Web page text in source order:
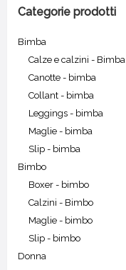
Categorie prodotti
Bimba
Calze e calzini - Bimba
Canotte - bimba
Collant - bimba
Leggings - bimba
Maglie - bimba
Slip - bimba
Bimbo
Boxer - bimbo
Calzini - Bimbo
Maglie - bimbo
Slip - bimbo
Donna